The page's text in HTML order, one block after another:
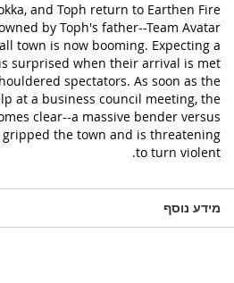
and Toph return to Earthen Fire
by Toph's father--Team Avatar
town is now booming. Expecting a
surprised when their arrival is met
spectators. As soon as the
at a business council meeting, the
clear--a massive bender versus
the town and is threatening
to turn violent.
מידע נוסף